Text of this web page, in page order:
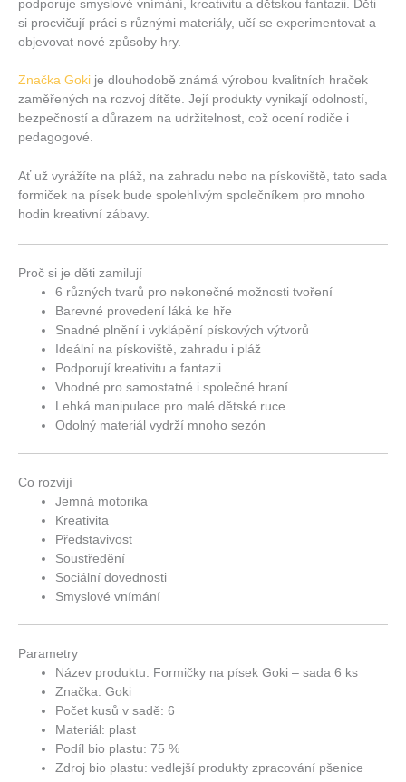
podporuje smyslové vnímání, kreativitu a dětskou fantazii. Děti
si procvičují práci s různými materiály, učí se experimentovat a
objevovat nové způsoby hry.
Značka Goki je dlouhodobě známá výrobou kvalitních hraček
zaměřených na rozvoj dítěte. Její produkty vynikají odolností,
bezpečností a důrazem na udržitelnost, což ocení rodiče i
pedagogové.
Ať už vyrážíte na pláž, na zahradu nebo na pískoviště, tato sada
formiček na písek bude spolehlivým společníkem pro mnoho
hodin kreativní zábavy.
Proč si je děti zamilují
6 různých tvarů pro nekonečné možnosti tvoření
Barevné provedení láká ke hře
Snadné plnění i vyklápění pískových výtvorů
Ideální na pískoviště, zahradu i pláž
Podporují kreativitu a fantazii
Vhodné pro samostatné i společné hraní
Lehká manipulace pro malé dětské ruce
Odolný materiál vydrží mnoho sezón
Co rozvíjí
Jemná motorika
Kreativita
Představivost
Soustředění
Sociální dovednosti
Smyslové vnímání
Parametry
Název produktu: Formičky na písek Goki – sada 6 ks
Značka: Goki
Počet kusů v sadě: 6
Materiál: plast
Podíl bio plastu: 75 %
Zdroj bio plastu: vedlejší produkty zpracování pšenice